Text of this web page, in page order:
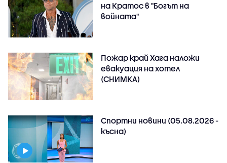
на Кратос в "Богът на
войната"
Пожар край Хага наложи
евакуация на хотел
(СНИМКА)
Спортни новини (05.08.2026 -
късна)